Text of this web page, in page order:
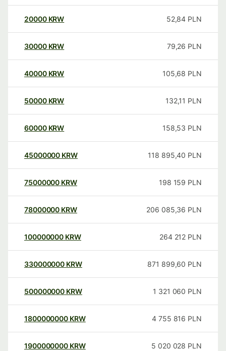
20000 KRW 52,84 PLN
30000 KRW 79,26 PLN
40000 KRW 105,68 PLN
50000 KRW 132,11 PLN
60000 KRW 158,53 PLN
45000000 KRW 118 895,40 PLN
75000000 KRW 198 159 PLN
78000000 KRW 206 085,36 PLN
100000000 KRW 264 212 PLN
330000000 KRW 871 899,60 PLN
500000000 KRW 1 321 060 PLN
1800000000 KRW 4 755 816 PLN
1900000000 KRW 5 020 028 PLN